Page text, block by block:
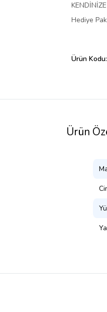
Hediye
Ürün Kodu:
Ürün